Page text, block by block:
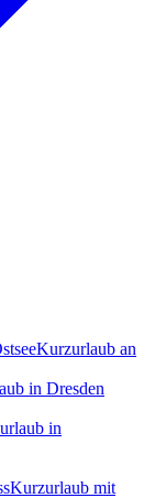
Kurzurlaub an
in Dresden
in
Kurzurlaub mit